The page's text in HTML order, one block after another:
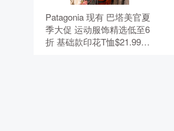
Patagonia 现有 巴塔美官夏
季大促 运动服饰精选低至6
折 基础款印花T恤$21.99。